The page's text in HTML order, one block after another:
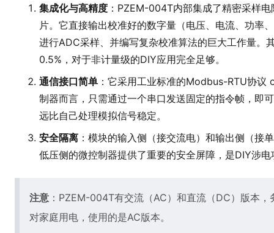
集成化与高精度 ：PZEM-004T内部集成了精密采样
片。它直接输出校准好的数字量（电压、电流、功率
进行ADC采样、并编写复杂校准算法的巨大工作量。
0.5%，对于非计量级的DIY应用完全足够。
通信接口简单 ：它采用工业标准的Modbus-RTU协
制器而言，只需通过一个串口发送固定的指令帧，即
远比自己处理模拟信号稳定。
安全隔离 ：模块的输入侧（接交流电）和输出侧（接
低压侧的微控制器提供了重要的安全屏障，是DIY涉
注意 ：PZEM-004T有交流（AC）和直流（DC）版本
对家庭用电，使用的是AC版本。